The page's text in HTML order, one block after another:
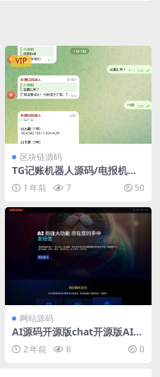
VIP
区块链源码
TG记账机器人源码/电报机器
人源码node版本/带简单说明
1 年前 7 50
网站源码
AI源码开源版chat开源版AI翻
译语音图生源码
2 年前 6 0